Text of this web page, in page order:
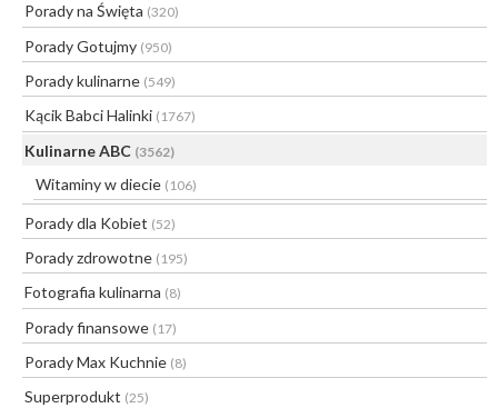
Porady na Święta (320)
Porady Gotujmy (950)
Porady kulinarne (549)
Kącik Babci Halinki (1767)
Kulinarne ABC (3562)
Witaminy w diecie (106)
Porady dla Kobiet (52)
Porady zdrowotne (195)
Fotografia kulinarna (8)
Porady finansowe (17)
Porady Max Kuchnie (8)
Superprodukt (25)